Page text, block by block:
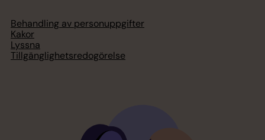
Behandling av personuppgifter
Kakor
Lyssna
Tillgänglighetsredogörelse